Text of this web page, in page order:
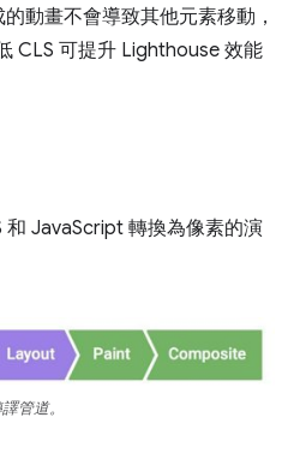
動畫不會導致其他元素移動，
CLS 可提升 Lighthouse 效能
和 JavaScript 轉換為像素的演
管道。